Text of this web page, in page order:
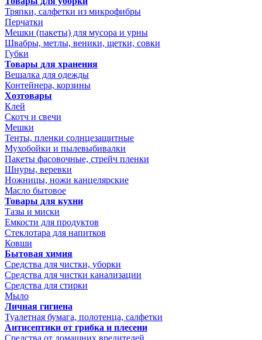
Тряпки, салфетки из микрофибры
Перчатки
Мешки (пакеты) для мусора и урны
Швабры, метлы, веники, щетки, совки
Губки
Товары для хранения
Вешалка для одежды
Контейнера, корзины
Хозтовары
Клей
Скотч и свечи
Мешки
Тенты, пленки солнцезащитные
Мухобойки и пылевыбивалки
Пакеты фасовочные, стрейч пленки
Шнуры, веревки
Ножницы, ножи канцелярские
Масло бытовое
Товары для кухни
Тазы и миски
Емкости для продуктов
Стеклотара для напитков
Ковши
Бытовая химия
Средства для чистки, уборки
Средства для чистки канализации
Средства для стирки
Мыло
Личная гигиена
Туалетная бумага, полотенца, салфетки
Антисептики от грибка и плесени
Средства от домашних вредителей